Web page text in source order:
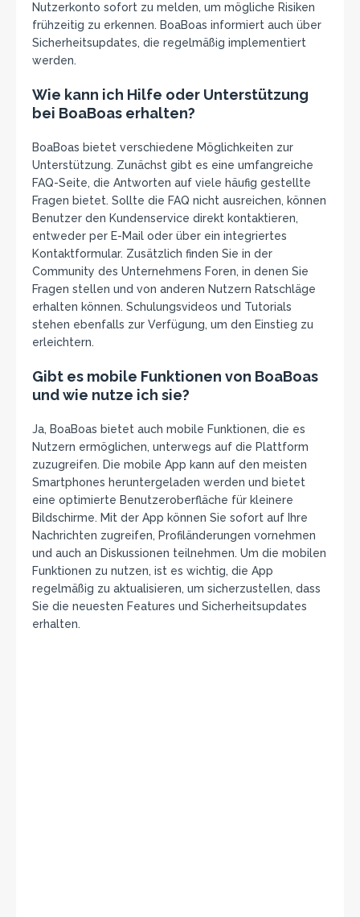
Nutzerkonto sofort zu melden, um mögliche Risiken
frühzeitig zu erkennen. BoaBoas informiert auch über
Sicherheitsupdates, die regelmäßig implementiert
werden.
Wie kann ich Hilfe oder Unterstützung
bei BoaBoas erhalten?
BoaBoas bietet verschiedene Möglichkeiten zur
Unterstützung. Zunächst gibt es eine umfangreiche
FAQ-Seite, die Antworten auf viele häufig gestellte
Fragen bietet. Sollte die FAQ nicht ausreichen, können
Benutzer den Kundenservice direkt kontaktieren,
entweder per E-Mail oder über ein integriertes
Kontaktformular. Zusätzlich finden Sie in der
Community des Unternehmens Foren, in denen Sie
Fragen stellen und von anderen Nutzern Ratschläge
erhalten können. Schulungsvideos und Tutorials
stehen ebenfalls zur Verfügung, um den Einstieg zu
erleichtern.
Gibt es mobile Funktionen von BoaBoas
und wie nutze ich sie?
Ja, BoaBoas bietet auch mobile Funktionen, die es
Nutzern ermöglichen, unterwegs auf die Plattform
zuzugreifen. Die mobile App kann auf den meisten
Smartphones heruntergeladen werden und bietet
eine optimierte Benutzeroberfläche für kleinere
Bildschirme. Mit der App können Sie sofort auf Ihre
Nachrichten zugreifen, Profiländerungen vornehmen
und auch an Diskussionen teilnehmen. Um die mobilen
Funktionen zu nutzen, ist es wichtig, die App
regelmäßig zu aktualisieren, um sicherzustellen, dass
Sie die neuesten Features und Sicherheitsupdates
erhalten.